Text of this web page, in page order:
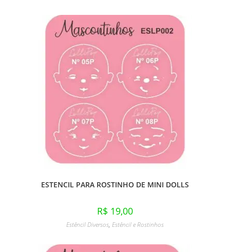
ESTENCIL PARA ROSTINHO DE MINI DOLLS
R$ 19,00
Estêncil Diversos, Estêncil e Rostinhos